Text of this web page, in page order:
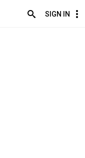
SIGN IN